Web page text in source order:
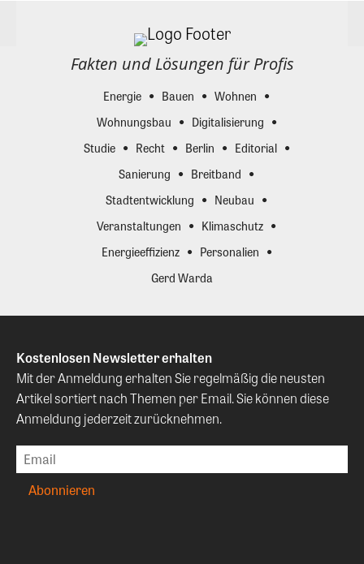
Fakten und Lösungen für Profis
Energie Bauen
Wohnen
Wohnungsbau
Digitalisierung
Studie
Recht Berlin
Editorial
Sanierung
Breitband
Stadtentwicklung
Neubau
Veranstaltungen
Klimaschutz
Energieeffizienz
Personalien
Gerd Warda
Kostenlosen Newsletter erhalten
Mit der Anmeldung erhalten Sie regelmäßig die neusten
Artikel sortiert nach Themen per Email. Sie können diese
Anmeldung jederzeit zurücknehmen.